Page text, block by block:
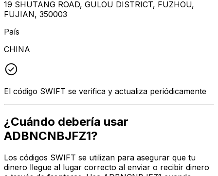
19 SHUTANG ROAD, GULOU DISTRICT, FUZHOU,
FUJIAN, 350003
País
CHINA
El código SWIFT se verifica y actualiza periódicamente
¿Cuándo debería usar
ADBNCNBJFZ1?
Los códigos SWIFT se utilizan para asegurar que tu
dinero llegue al lugar correcto al enviar o recibir dinero